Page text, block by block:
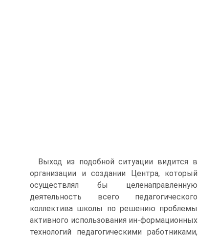
Выход из подобной ситуации видится в
организации и создании Центра, который
осуществлял бы целенаправленную
деятельность всего педагогического
коллектива школы по решению проблемы
активного использования ин-формационных
технологий педагогическими работниками,